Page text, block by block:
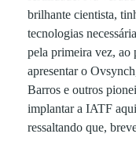
brilhante cientista,
tecnologias
pela primeira vez, ao
apresentar o
Barros e outros
implantar a IATF
ressaltando que,